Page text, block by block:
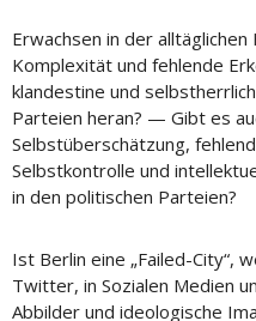
Erwachsen in der
Komplexität und fehlende
klandestine und
Parteien heran? — Gibt es
Selbstüberschätzung,
Selbstkontrolle und
in den politischen Parteien?
Ist Berlin eine „Failed-City“,
Twitter, in Sozialen Medien
Abbilder und ideologische